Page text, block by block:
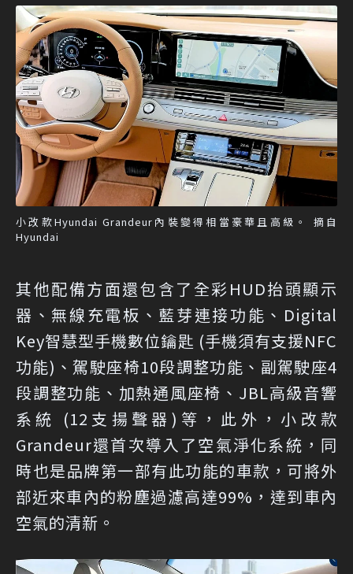
小改款Hyundai Grandeur內裝變得相當豪華且高級。 摘自
Hyundai
其他配備方面還包含了全彩HUD抬頭顯示
器、無線充電板、藍芽連接功能、Digital
Key智慧型手機數位鑰匙 (手機須有支援NFC
功能)、駕駛座椅10段調整功能、副駕駛座4
段調整功能、加熱通風座椅、JBL高級音響
系統 (12支揚聲器)等，此外，小改款
Grandeur還首次導入了空氣淨化系統，同
時也是品牌第一部有此功能的車款，可將外
部近來車內的粉塵過濾高達99%，達到車內
空氣的清新。